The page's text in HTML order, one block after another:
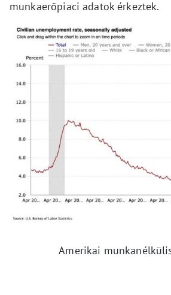
munkaerőpiaci adatok érkeztek.
Amerikai